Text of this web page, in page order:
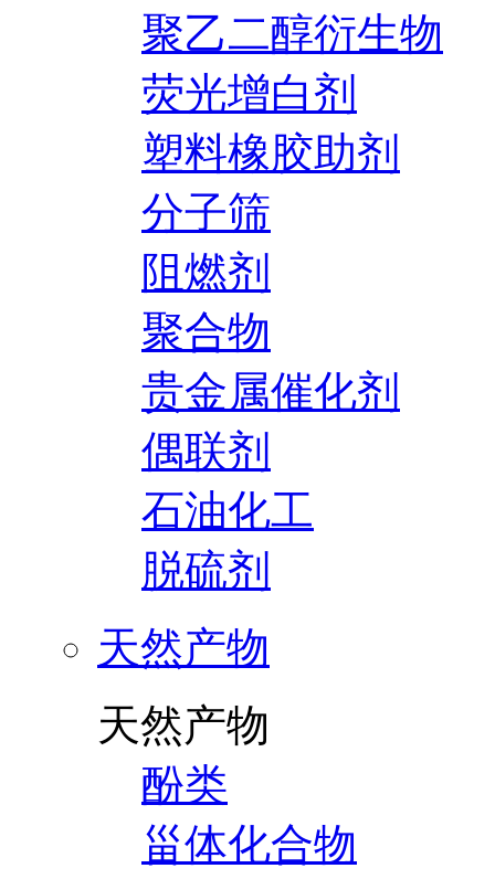
聚乙二醇衍生物
荧光增白剂
塑料橡胶助剂
分子筛
阻燃剂
聚合物
贵金属催化剂
偶联剂
石油化工
脱硫剂
天然产物
天然产物
酚类
甾体化合物